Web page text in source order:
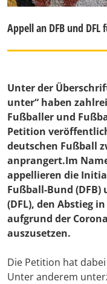
Appell an DFB und
Unter der
unter“ haben
Fußballer und
Petition
deutschen Fußball
anprangert.Im
appellieren die
Fußball-Bund (DFB)
(DFL), den Abstieg
aufgrund der
auszusetzen.
Die Petition hat
Unter anderem